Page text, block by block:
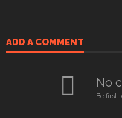
ADD A COMMENT
No
Be first